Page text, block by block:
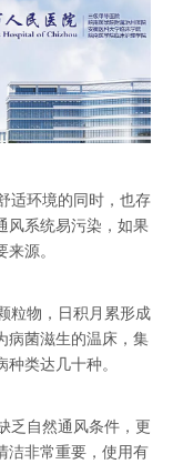
适环境的同时，也存
风系统易污染，如果
源。
粒物，日积月累形成
病菌滋生的温床，集
类达几十种。
乏自然通风条件，更
洁非常重要，使用有